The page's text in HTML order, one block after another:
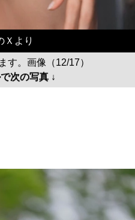
Ｘより
す。画像（12/17）
次の写真 ↓